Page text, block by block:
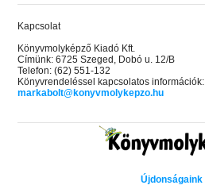
Kapcsolat
Könyvmolyképző Kiadó Kft.
Címünk: 6725 Szeged, Dobó u. 12/B
Telefon: (62) 551-132
Könyvrendeléssel kapcsolatos információk:
markabolt@konyvmolykepzo.hu
Újdonságaink